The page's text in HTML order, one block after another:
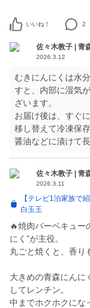
いいね！ 2
佐々木教子 | 青
2026.3.12
むきにんにくは水
すと、内部に湿気
ざいます。
お届け後は、すぐ
移し替えて冷凍保
醤油などに漬けて
佐々木教子 | 青
2026.3.11
【テレビ1泊家族で
白玉王
🔥焼肉バーベキュー
にく”が主役。
丸ごと焼くと、香り
大きめの青森にんに
してレンチン。
中までホクホクにな